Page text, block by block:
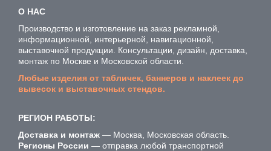
О НАС
Производство и изготовление на заказ рекламной,
информационной, интерьерной, навигационной,
выставочной продукции. Консультации, дизайн, доставка,
монтаж по Москве и Московской области.
Любые изделия от табличек, баннеров и наклеек до
вывесок и выставочных стендов.
РЕГИОН РАБОТЫ:
Доставка и монтаж — Москва, Московская область.
Регионы России — отправка любой транспортной